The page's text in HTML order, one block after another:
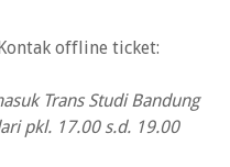
offline ticket:
Trans Studi Bandung
pkl. 17.00 s.d. 19.00